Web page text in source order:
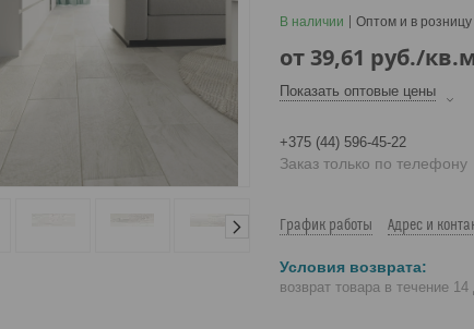
В наличии Оптом и в розницу
от 39,61 руб./
Показать оптовые цены
+375 (44) 596-45-22
Заказ только по телефону
График работы Адрес и
возврат товара в течение